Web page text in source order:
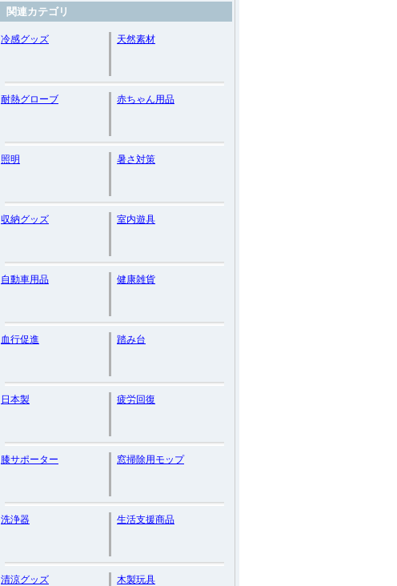
関連カテゴリ
冷感グッズ 天然素材
耐熱グローブ 赤ちゃん用品
照明 暑さ対策
収納グッズ 室内遊具
自動車用品 健康雑貨
血行促進 踏み台
日本製 疲労回復
膝サポーター 窓掃除用モップ
洗浄器 生活支援商品
清涼グッズ 木製玩具